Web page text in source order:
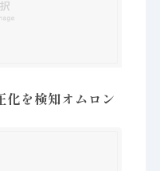
化を検知オムロン